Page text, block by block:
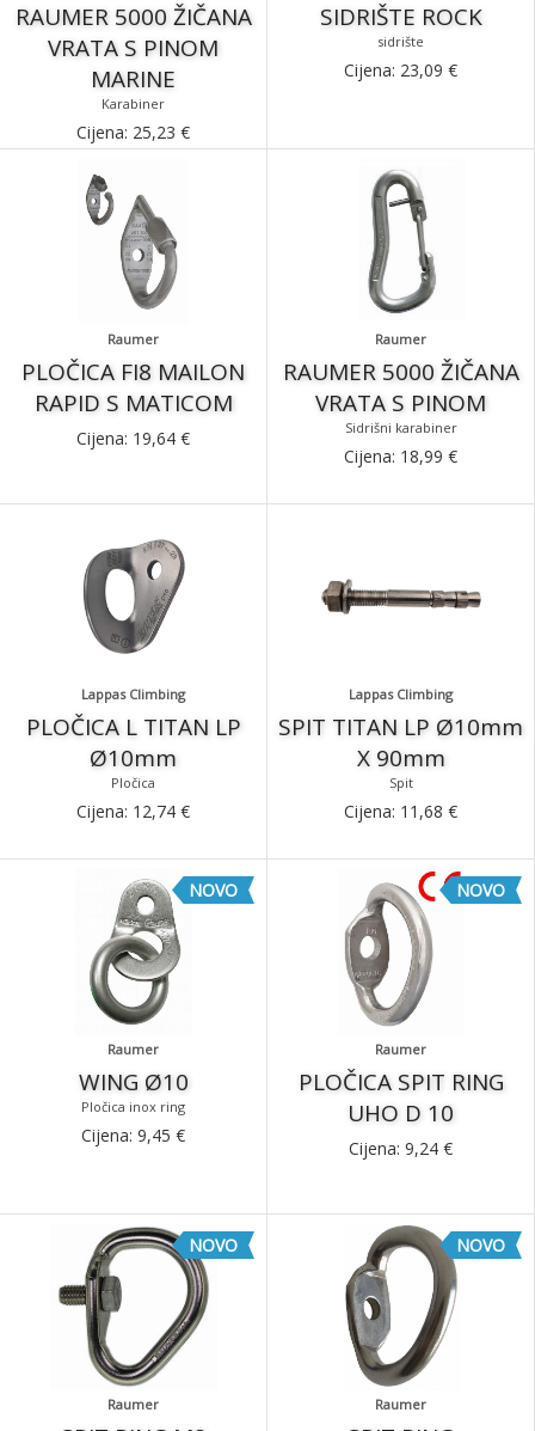
RAUMER 5000 ŽIČANA
VRATA S PINOM
MARINE
Karabiner
Cijena: 25,23 €
SIDRIŠTE ROCK
sidrište
Cijena: 23,09 €
Raumer
PLOČICA FI8 MAILON
RAPID S MATICOM
Cijena: 19,64 €
Raumer
RAUMER 5000 ŽIČANA
VRATA S PINOM
Sidrišni karabiner
Cijena: 18,99 €
Lappas Climbing
PLOČICA L TITAN LP
Ø10mm
Pločica
Cijena: 12,74 €
Lappas Climbing
SPIT TITAN LP Ø10mm
X 90mm
Spit
Cijena: 11,68 €
Raumer
WING Ø10
Pločica inox ring
NOVO
Cijena: 9,45 €
Raumer
PLOČICA SPIT RING
UHO D 10
NOVO
Cijena: 9,24 €
Raumer
NOVO
Raumer
NOVO